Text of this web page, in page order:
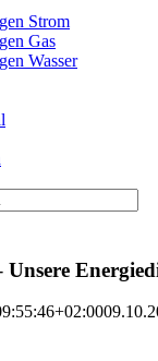
Strom
Gas
Wasser